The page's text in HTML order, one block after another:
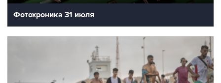
Фотохроника 31 июля